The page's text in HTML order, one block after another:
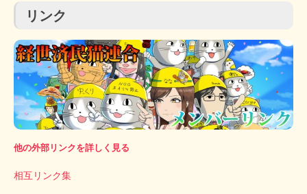
リンク
他の外部リンクを詳しく見る
相互リンク集